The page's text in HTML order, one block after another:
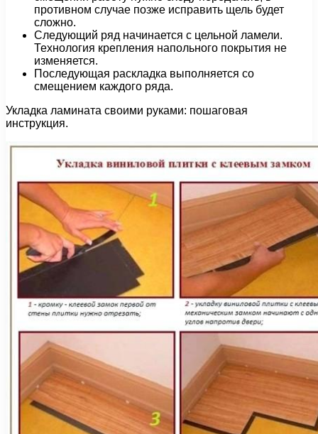
противном случае позже исправить щель будет
сложно.
Следующий ряд начинается с цельной ламели.
Технология крепления напольного покрытия не
изменяется.
Последующая раскладка выполняется со
смещением каждого ряда.
Укладка ламината своими руками: пошаговая
инструкция.